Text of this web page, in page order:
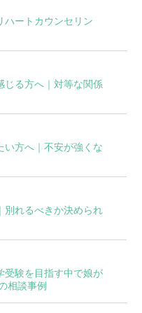
ハートカウンセリン
じる方へ｜対等な関係
い方へ｜不安が強くな
別れるべきか決められ
受験を目指す中で娘が
相談事例